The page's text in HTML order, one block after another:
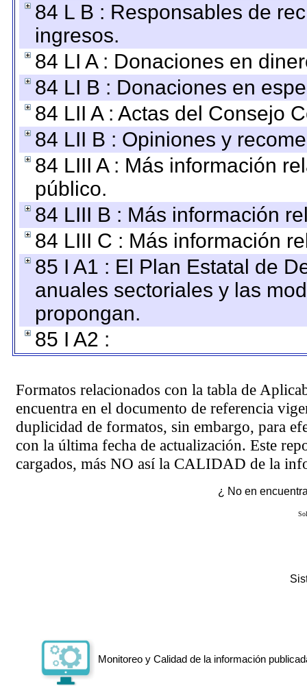
84 L B : Responsables de
ingresos.
84 LI A : Donaciones en
84 LI B : Donaciones en
84 LII A : Actas del Consejo
84 LII B : Opiniones y
84 LIII A : Más información
público.
84 LIII B : Más información
84 LIII C : Más información
85 I A1 : El Plan Estatal de
anuales sectoriales y las
propongan.
85 I A2 :
Formatos relacionados con la tabla de
encuentra en el documento de referencia
duplicidad de formatos, sin embargo, para
con la última fecha de actualización. Este
cargados, más NO así la CALIDAD de la
¿ No en
Monitoreo y Calidad de la información